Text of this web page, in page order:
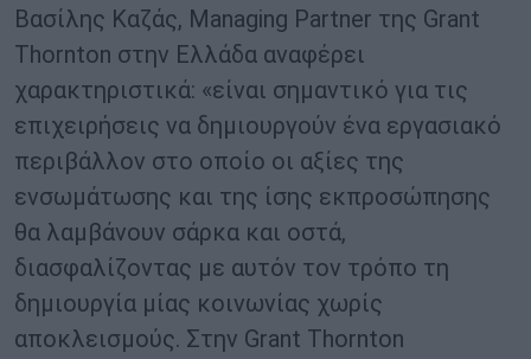
Βασίλης Καζάς, Managing Partner της Grant
Thornton στην Ελλάδα αναφέρει
χαρακτηριστικά: «είναι σημαντικό για τις
επιχειρήσεις να δημιουργούν ένα εργασιακό
περιβάλλον στο οποίο οι αξίες της
ενσωμάτωσης και της ίσης εκπροσώπησης
θα λαμβάνουν σάρκα και οστά,
διασφαλίζοντας με αυτόν τον τρόπο τη
δημιουργία μίας κοινωνίας χωρίς
αποκλεισμούς. Στην Grant Thornton